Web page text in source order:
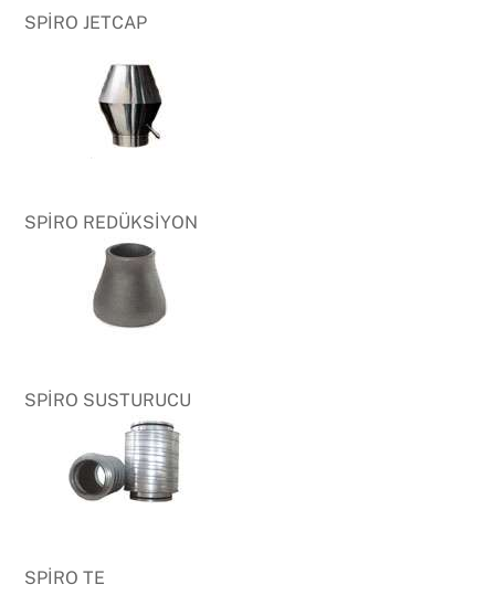
SPİRO JETCAP
SPİRO REDÜKSİYON
SPİRO SUSTURUCU
SPİRO TE